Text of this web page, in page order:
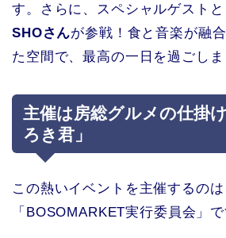
す。さらに、スペシャルゲスト
SHOさんが参戦！食と音楽が融
た空間で、最高の一日を過ごしま
主催は房総グルメの仕掛
ろき君」
この熱いイベントを主催するのは
「BOSOMARKET実行委員会」で